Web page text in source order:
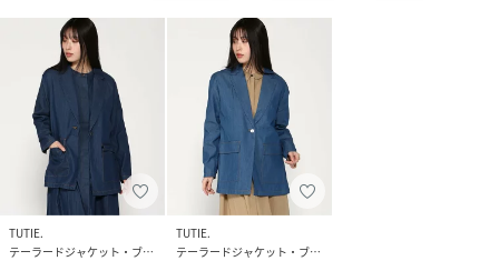
TUTIE.
テーラードジャケット・ブレザー
TUTIE.
テーラードジャケット・ブレザー